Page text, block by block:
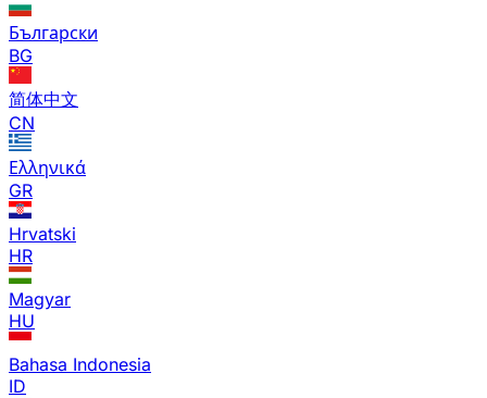
Български
BG
简体中文
CN
Ελληνικά
GR
Hrvatski
HR
Magyar
HU
Bahasa Indonesia
ID